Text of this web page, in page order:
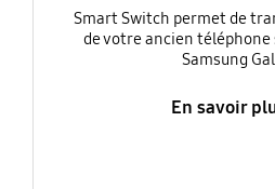
Smart Switch permet de
de votre ancien téléphone
Samsung
En savoir